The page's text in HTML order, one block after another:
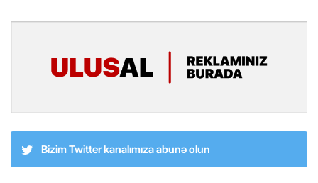
Bizim Twitter kanalımıza abunə olun